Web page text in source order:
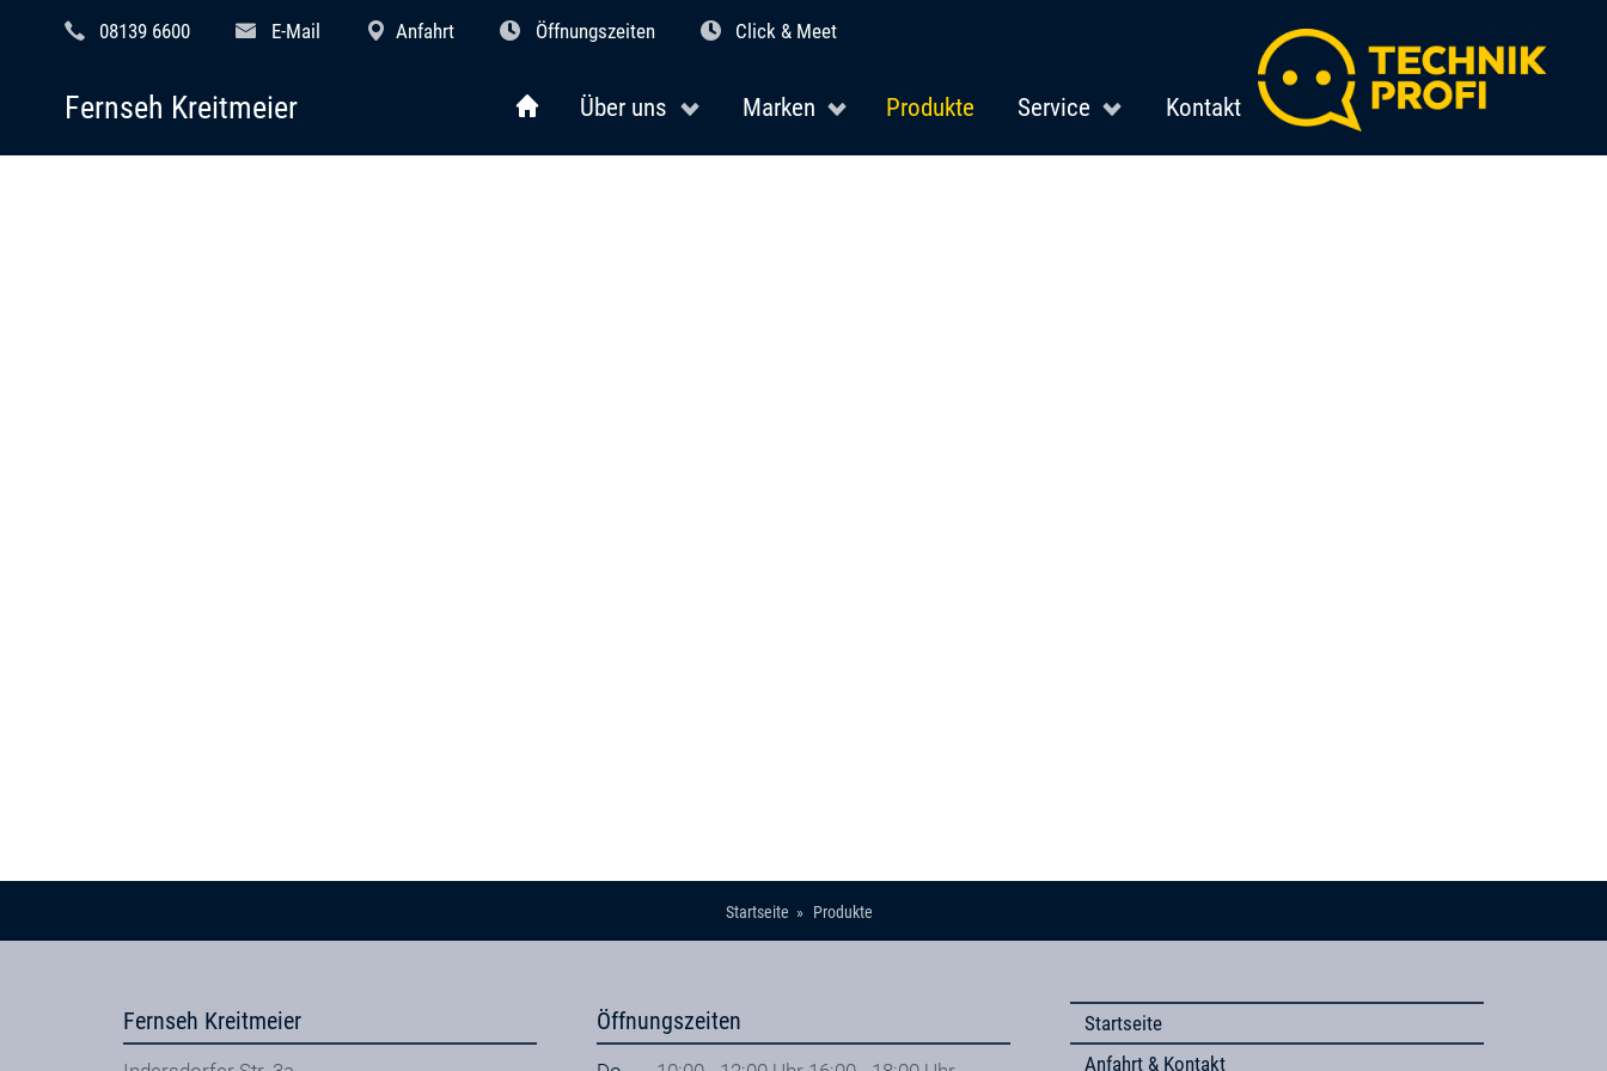
08139 6600 E-Mail Anfahrt Öffnungszeiten Click & Meet
Über uns Marken Produkte Service Kontakt
Fernseh Kreitmeier
Startseite Produkte
Fernseh Kreitmeier Öffnungszeiten
Startseite
Anfahrt & Kontakt